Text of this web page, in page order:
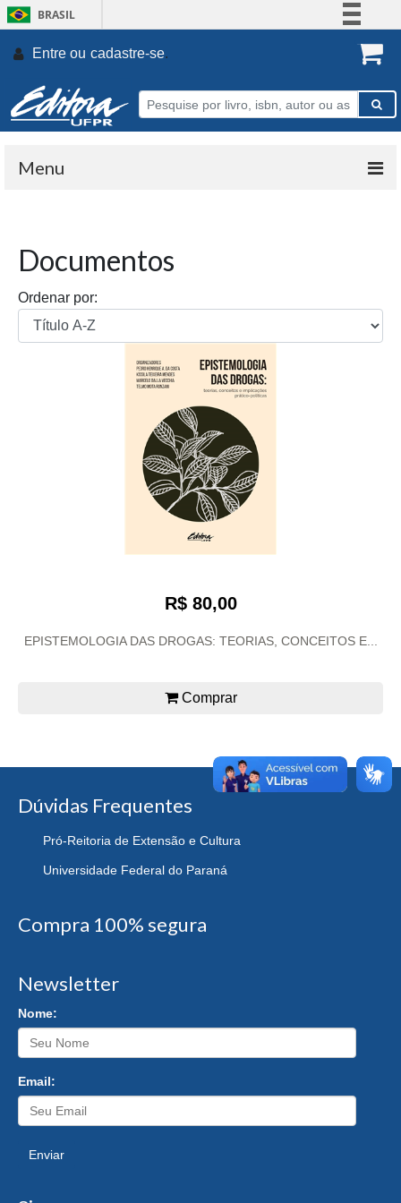
BRASIL
Participe
Entre ou cadastre-se.
Menu
Documentos
Ordenar por:
R$ 80,00
EPISTEMOLOGIA DAS DROGAS: TEORIAS, CONCEITOS E...
Comprar
Dúvidas Frequentes
Pró-Reitoria de Extensão e Cultura
Universidade Federal do Paraná
Compra 100% segura
Newsletter
Nome:
Email:
Enviar